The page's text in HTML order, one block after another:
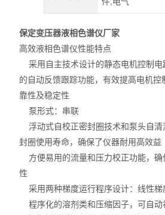
保定变压器液相色谱仪厂家
高效液相色谱仪性能特点
采用自主技术设计的静态电机控制电
的自动反馈跟踪功能，有效提高电机控
靠性及稳定性
泵形式：串联
浮动式自校正密封圈技术和泵头自清
封圈使用寿命，确保了仪器耐用高效益
方便易用的流量和压力校正功能，确
性
采用两种梯度运行程序设计：线性梯
程序化的溶剂类和压缩因子，可自动